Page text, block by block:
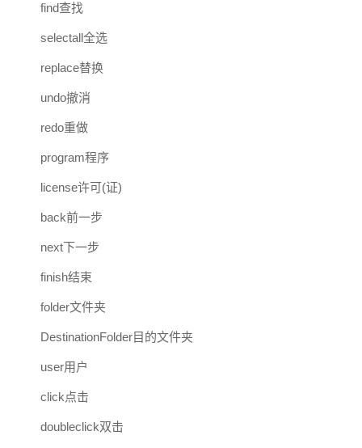
find查找
selectall全选
replace替换
undo撤消
redo重做
program程序
license许可(证)
back前一步
next下一步
finish结束
folder文件夹
DestinationFolder目的文件夹
user用户
click点击
doubleclick双击